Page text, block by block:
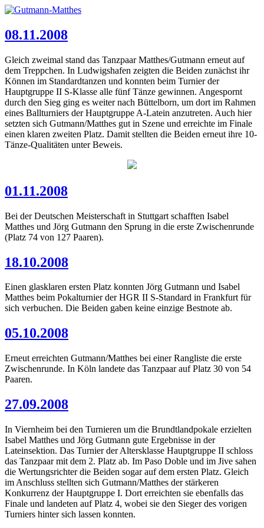
08.11.2008
Gleich zweimal stand das Tanzpaar Matthes/Gutmann erneut auf
dem Treppchen. In Ludwigshafen zeigten die Beiden zunächst ihr
Können im Standardtanzen und konnten beim Turnier der
Hauptgruppe II S-Klasse alle fünf Tänze gewinnen. Angespornt
durch den Sieg ging es weiter nach Büttelborn, um dort im Rahmen
eines Ballturniers der Hauptgruppe A-Latein anzutreten. Auch hier
setzten sich Gutmann/Matthes gut in Szene und erreichte im Finale
einen klaren zweiten Platz. Damit stellten die Beiden erneut ihre 10-
Tänze-Qualitäten unter Beweis.
01.11.2008
Bei der Deutschen Meisterschaft in Stuttgart schafften Isabel
Matthes und Jörg Gutmann den Sprung in die erste Zwischenrunde
(Platz 74 von 127 Paaren).
18.10.2008
Einen glasklaren ersten Platz konnten Jörg Gutmann und Isabel
Matthes beim Pokalturnier der HGR II S-Standard in Frankfurt für
sich verbuchen. Die Beiden gaben keine einzige Bestnote ab.
05.10.2008
Erneut erreichten Gutmann/Matthes bei einer Rangliste die erste
Zwischenrunde. In Köln landete das Tanzpaar auf Platz 30 von 54
Paaren.
27.09.2008
In Viernheim bei den Turnieren um die Brundtlandpokale erzielten
Isabel Matthes und Jörg Gutmann gute Ergebnisse in der
Lateinsektion. Das Turnier der Altersklasse Hauptgruppe II schloss
das Tanzpaar mit dem 2. Platz ab. Im Paso Doble und im Jive sahen
die Wertungsrichter die Beiden sogar auf dem ersten Platz. Gleich
im Anschluss stellten sich Gutmann/Matthes der stärkeren
Konkurrenz der Hauptgruppe I. Dort erreichten sie ebenfalls das
Finale und landeten auf Platz 4, wobei sie den Sieger des vorigen
Turniers hinter sich lassen konnten.